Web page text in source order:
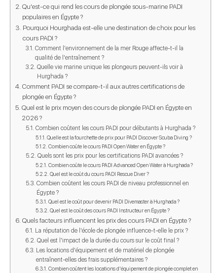
Qu'est-ce qui rend les cours de plongée sous-marine PADI
populaires en Égypte ?
Pourquoi Hourghada est-elle une destination de choix pour les
cours PADI ?
Comment l'environnement de la mer Rouge affecte-t-il la
qualité de l'entraînement ?
Quelle vie marine unique les plongeurs peuvent-ils voir à
Hurghada ?
Comment PADI se compare-t-il aux autres certifications de
plongée en Égypte ?
Quel est le prix moyen des cours de plongée PADI en Égypte en
2026 ?
Combien coûtent les cours PADI pour débutants à Hurghada ?
Quelle est la fourchette de prix pour PADI Discover Scuba Diving ?
Combien coûte le cours PADI Open Water en Égypte ?
Quels sont les prix pour les certifications PADI avancées ?
Combien coûte le cours PADI Advanced Open Water à Hurghada ?
Quel est le coût du cours PADI Rescue Diver ?
Combien coûtent les cours PADI de niveau professionnel en
Égypte ?
Quel est le coût pour devenir PADI Divemaster à Hurghada ?
Quel est le coût des cours PADI Instructeur en Égypte ?
Quels facteurs influencent les prix des cours PADI en Égypte ?
La réputation de l'école de plongée influence-t-elle le prix ?
Quel est l'impact de la durée du cours sur le coût final ?
Les locations d'équipement et de matériel de plongée
entraînent-elles des frais supplémentaires ?
Combien coûtent les locations d'équipement de plongée complet en